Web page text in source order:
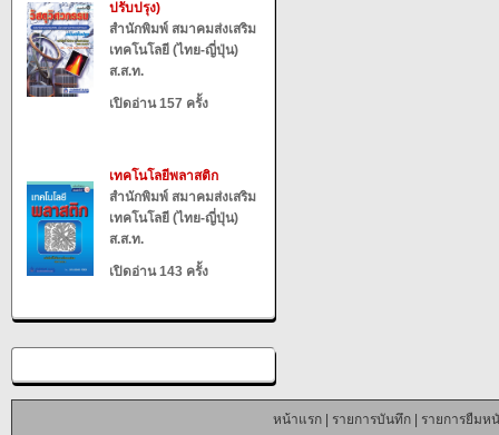
ปรับปรุง)
สำนักพิมพ์ สมาคมส่งเสริม
เทคโนโลยี (ไทย-ญี่ปุ่น)
ส.ส.ท.
เปิดอ่าน 157 ครั้ง
เทคโนโลยีพลาสติก
สำนักพิมพ์ สมาคมส่งเสริม
เทคโนโลยี (ไทย-ญี่ปุ่น)
ส.ส.ท.
เปิดอ่าน 143 ครั้ง
หน้าแรก| รายการบันทึก| รายการยืมห